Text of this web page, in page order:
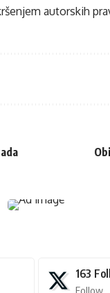
autorskih
163
Follow